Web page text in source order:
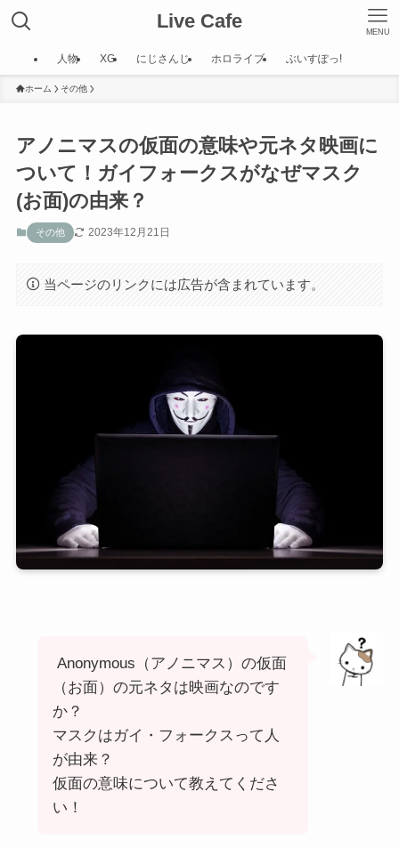
Live Cafe MENU
人物 XG にじさんじ ホロライブ ぶいすぽっ!
ホーム その他
アノニマスの仮面の意味や元ネタ映画に
ついて！ガイフォークスがなぜマスク
(お面)の由来？
その他 2023年12月21日
当ページのリンクには広告が含まれています。
Anonymous（アノニマス）の仮面
（お面）の元ネタは映画なのです
か？
マスクはガイ・フォークスって人
が由来？
仮面の意味について教えてくださ
い！